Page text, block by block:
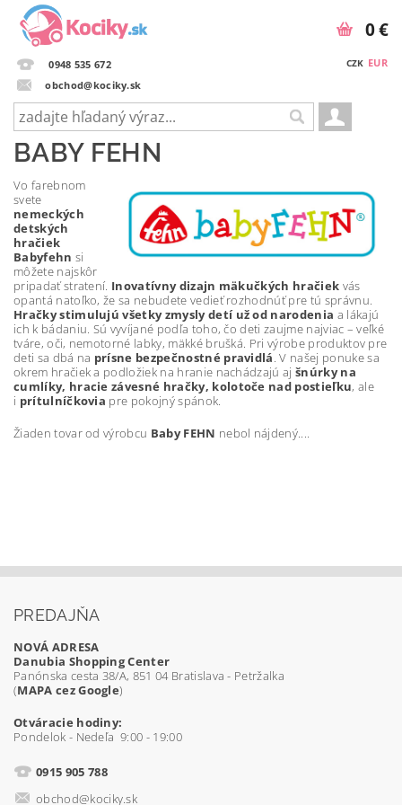
0948 535 672
obchod@kociky.sk
CZK EUR
0 €
BABY FEHN
Vo farebnom
svete
nemeckých
detských
hračiek
Babyfehn si
môžete najskôr
pripadať stratení. Inovatívny dizajn mäkučkých hračiek vás
opantá natoľko, že sa nebudete vedieť rozhodnúť pre tú správnu.
Hračky stimulujú všetky zmysly detí už od narodenia a lákajú
ich k bádaniu. Sú vyvíjané podľa toho, čo deti zaujme najviac – veľké
tváre, oči, nemotorné labky, mäkké brušká. Pri výrobe produktov pre
deti sa dbá na prísne bezpečnostné pravidlá. V našej ponuke sa
okrem hračiek a podložiek na hranie nachádzajú ajšnúrky na
cumlíky, hracie závesné hračky, kolotoče nad postieľku, ale
i prítulníčkovia pre pokojný spánok.
Žiaden tovar od výrobcu Baby FEHN nebol nájdený....
PREDAJŇA
NOVÁ ADRESA
Danubia Shopping Center
Panónska cesta 38/A, 851 04 Bratislava - Petržalka
(MAPA cez Google)
Otváracie hodiny:
Pondelok - Nedeľa 9:00 - 19:00
0915 905 788
obchod@kociky.sk